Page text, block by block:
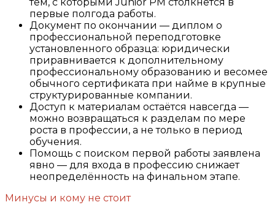
тем, с которыми Junior PM столкнётся в
первые полгода работы.
Документ по окончании — диплом о
профессиональной переподготовке
установленного образца: юридически
приравнивается к дополнительному
профессиональному образованию и весомее
обычного сертификата при найме в крупные
структурированные компании.
Доступ к материалам остаётся навсегда —
можно возвращаться к разделам по мере
роста в профессии, а не только в период
обучения.
Помощь с поиском первой работы заявлена
явно — для входа в профессию снижает
неопределённость на финальном этапе.
Минусы и кому не стоит